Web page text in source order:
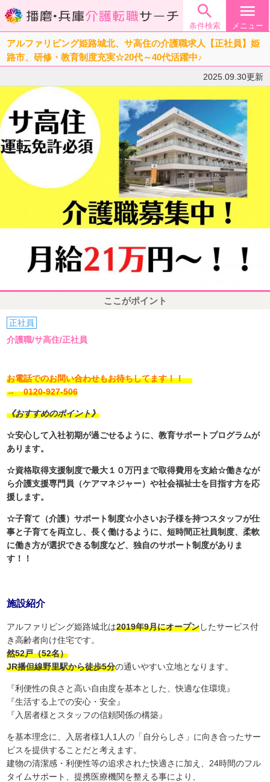

条件検索
menu
メニュー
アルファリビング姫路城北、サ高住の介護職求人【正社員】姫
路市、研修・教育制度充実☆20代～40代活躍中♪
2025.09.30更新
ここがポイント
正社員
介護職/サ高住/正社員
お電話でのお問い合わせもお待ちしてます！！
→ 0120-927-506
《おすすめのポイント》
☆安心して入社初期が過ごせるように、教育サポートプログラムが
あります。
☆資格取得支援制度で最大１０万円まで取得費用を支給☆働きなが
ら介護支援専門員（ケアマネジャー）や社会福祉士を目指す方を応
援します。
☆子育て（介護）サポート制度☆小さいお子様を持つスタッフが仕
事と子育てを両立し、長く働けるように、短時間正社員制度、柔軟
に働き方が選択できる制度など、独自のサポート制度がありま
す！！
施設紹介
アルファリビング姫路城北は2019年9月にオープンしたサービス付
き高齢者向け住宅です。
然52戸（52名）
JR播但線野里駅から徒歩5分の通いやすい立地となります。
『利便性の良さと高い自由度を基本とした、快適な住環境』
『生活する上での安心・安全』
『入居者様とスタッフの信頼関係の構築』
を基本理念に、入居者様1人1人の「自分らしさ」に向き合ったサー
ビスを提供することだと考えます。
建物の清潔感・利便性等の追求された快適さに加え、24時間のフル
タイムサポート、提携医療機関を整える事により、